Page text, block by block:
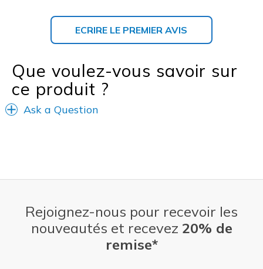
ECRIRE LE PREMIER AVIS
Que voulez-vous savoir sur
ce produit ?
Ask a Question
Rejoignez-nous pour recevoir les
nouveautés et recevez 20% de
remise*